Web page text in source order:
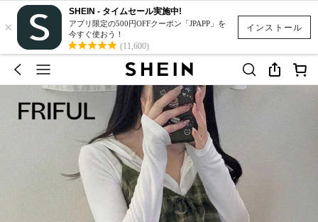
インストール
×
SHEIN - タイムセール実施中!
アプリ限定の500円OFFクーポン「JPAPP」を
今すぐ使おう！
(11,600)